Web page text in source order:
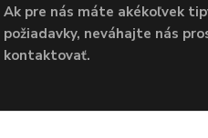
Ak pre nás máte akékoľvek
požiadavky, neváhajte nás
kontaktovať.